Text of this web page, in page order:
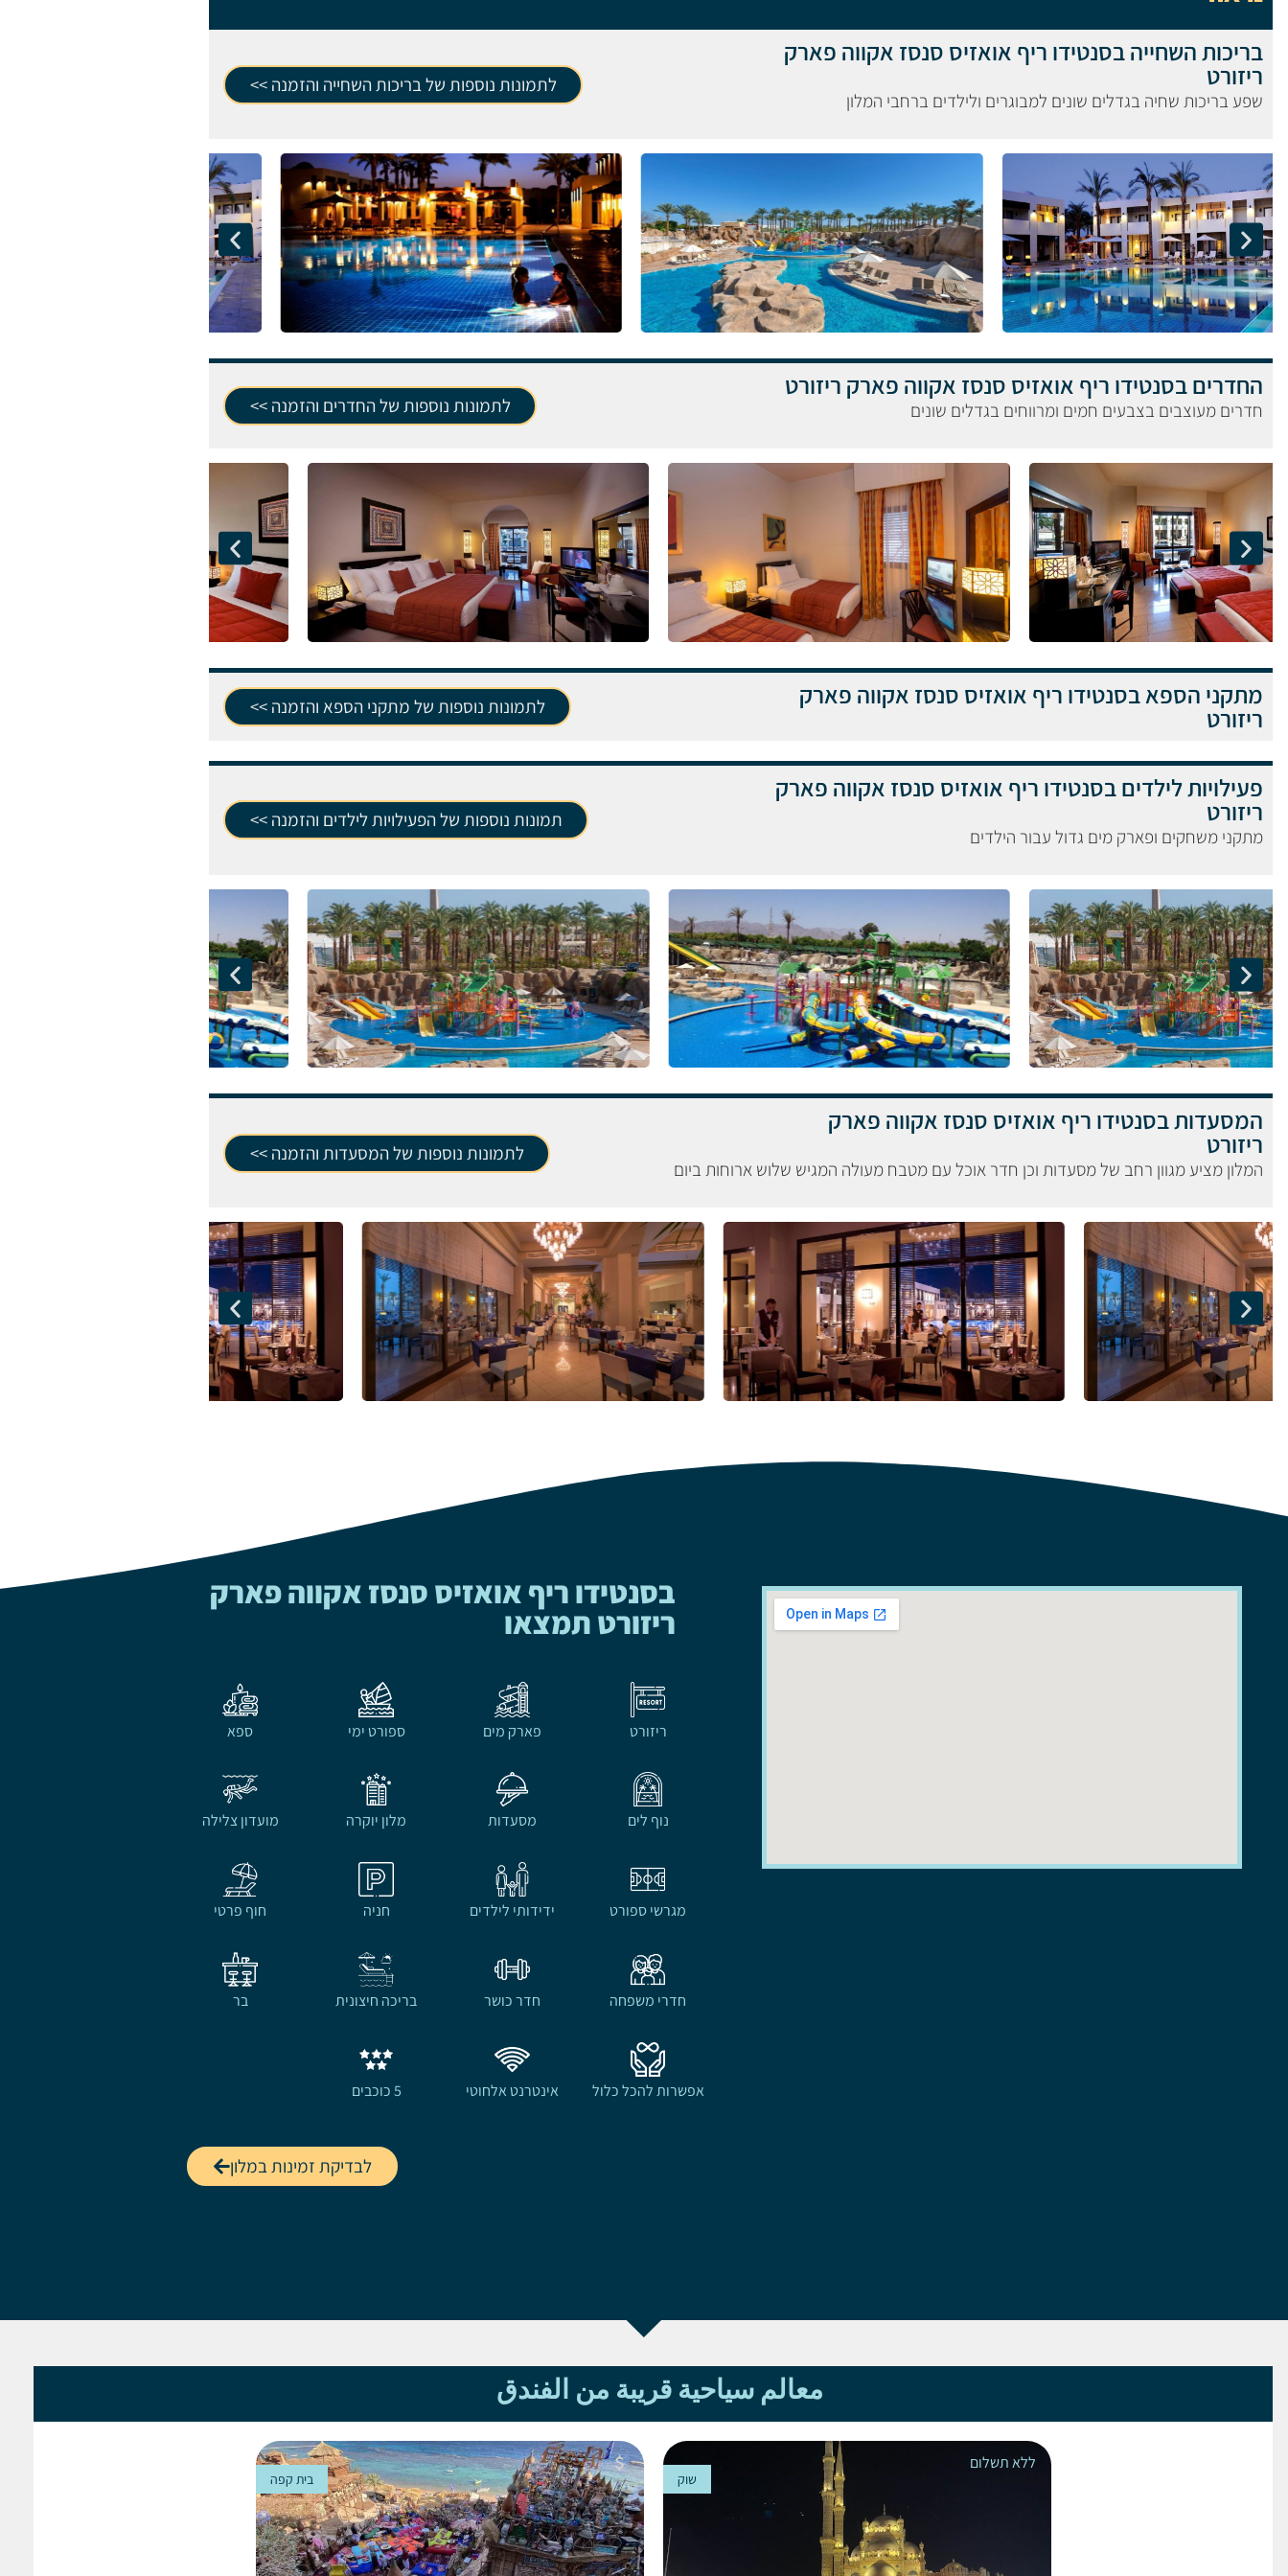
בריכות השחייה בסנטידו ריף אואזיס סנסז אקווה פארק
ריזורט
שפע בריכות שחיה בגדלים שונים למבוגרים ולילדים ברחבי המלון
לתמונות נוספות של בריכות השחייה והזמנה >>
החדרים בסנטידו ריף אואזיס סנסז אקווה פארק ריזורט
חדרים מעוצבים בצבעים חמים ומרווחים בגדלים שונים לתמונות נוספות של החדרים והזמנה >>
מתקני הספא בסנטידו ריף אואזיס סנסז אקווה פארק
ריזורט לתמונות נוספות של מתקני הספא והזמנה >>
פעילויות לילדים בסנטידו ריף אואזיס סנסז אקווה פארק
ריזורט
מתקני משחקים ופארק מים גדול עבור הילדים
תמונות נוספות של הפעילויות לילדים והזמנה >>
המסעדות בסנטידו ריף אואזיס סנסז אקווה פארק
ריזורט
המלון מציע מגוון רחב של מסעדות וכן חדר אוכל עם מטבח מעולה המגיש שלוש ארוחות ביום
לתמונות נוספות של המסעדות והזמנה >>
בסנטידו ריף אואזיס סנסז אקווה פארק
ריזורט תמצאו
ריזורט פארק מים ספורט ימי ספא
נוף לים מסעדות מלון יוקרה מועדון צלילה
מגרשי ספורט ידידותי לילדים חניה חוף פרטי
חדרי משפחה חדר כושר בריכה חיצונית בר
אפשרות להכל כלול אינטרנט אלחוטי 5 כוכבים
לבדיקת זמינות במלון
معالم سياحية قريبة من الفندق
ללא תשלום
שוק בית קפה